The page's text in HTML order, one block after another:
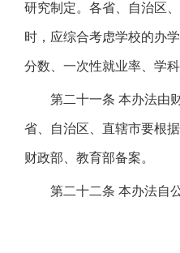
研究制定。各省、自治区
时，应综合考虑学校的办
分数、一次性就业率、学
第二十一条 本办法由
省、自治区、直辖市要根
财政部、教育部备案。
第二十二条 本办法自